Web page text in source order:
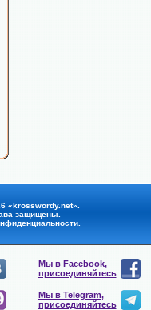
«krosswordy.net».
защищены.
.
Мы в Facebook,
присоединяйтесь
Мы в Telegram,
присоединяйтесь